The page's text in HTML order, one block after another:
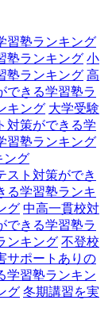
習塾ランキング
塾ランキング 小
塾ランキング 高
できる学習塾ラ
キング 大学受験
対策ができる学
習塾ランキング
ング
スト対策ができ
る学習塾ランキ
グ 中高一貫校対
できる学習塾ラ
ンキング 不登校
サポートありの
学習塾ランキン
グ 冬期講習を実